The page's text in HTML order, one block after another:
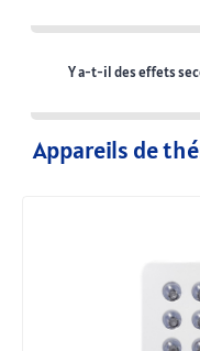
Y a-t-il des effets
Appareils de